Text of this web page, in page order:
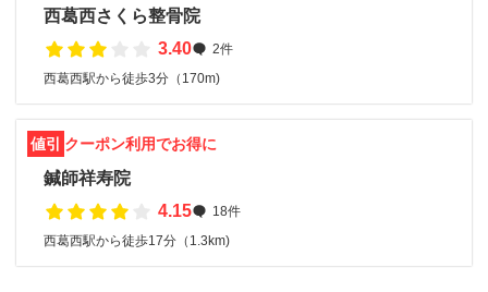
西葛西さくら整骨院
3.40
2件
西葛西駅から徒歩3分（170m)
値引 クーポン利用でお得に
鍼師祥寿院
4.15
18件
西葛西駅から徒歩17分（1.3km)